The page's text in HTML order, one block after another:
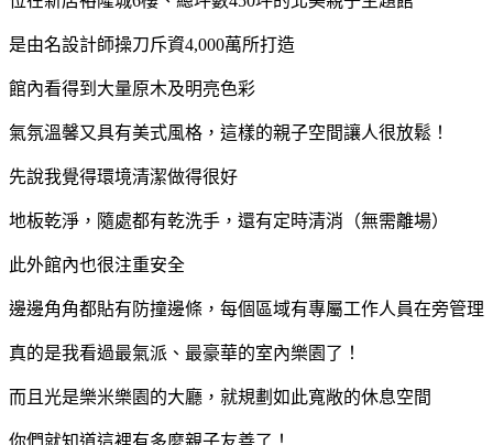
是由名設計師操刀斥資4,000萬所打造
館內看得到大量原木及明亮色彩
氣氛溫馨又具有美式風格，這樣的親子空間讓人很放鬆！
先說我覺得環境清潔做得很好
地板乾淨，隨處都有乾洗手，還有定時清消（無需離場）
此外館內也很注重安全
邊邊角角都貼有防撞邊條，每個區域有專屬工作人員在旁管理
真的是我看過最氣派、最豪華的室內樂園了！
而且光是樂米樂園的大廳，就規劃如此寬敞的休息空間
你們就知道這裡有多麼親子友善了！